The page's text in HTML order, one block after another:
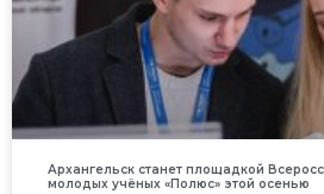
Архангельск станет площадкой
молодых учёных «Полюс» этой осенью